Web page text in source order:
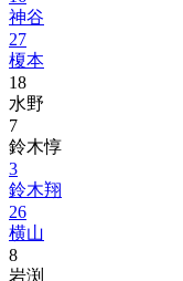
神谷
27
榎本
18
水野
7
鈴木惇
3
鈴木翔
26
横山
8
岩渕